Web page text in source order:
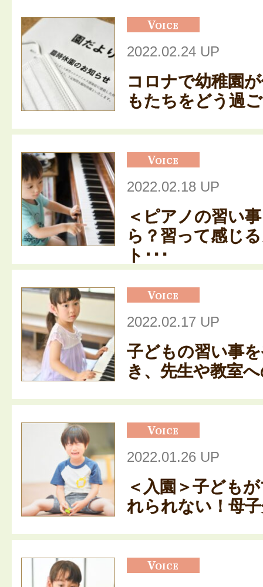
2022.02.24 UP
コロナで幼稚園
もたちをどう過
2022.02.18 UP
＜ピアノの習い
ら？習って感じ
ト･･･
2022.02.17 UP
子どもの習い事
き、先生や教室
2022.01.26 UP
＜入園＞子ども
れられない！母